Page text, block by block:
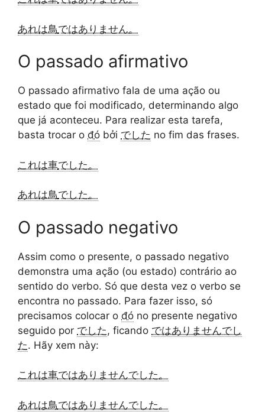
あれは鳥ではありません。
O passado afirmativo
O passado afirmativo fala de uma ação ou
estado que foi modificado, determinando algo
que já aconteceu. Para realizar esta tarefa,
basta trocar o đó bởi でした no fim das frases.
これは車でした 。
あれは鳥でした。
O passado negativo
Assim como o presente, o passado negativo
demonstra uma ação (ou estado) contrário ao
sentido do verbo. Só que desta vez o verbo se
encontra no passado. Para fazer isso, só
precisamos colocar o đó no presente negativo
seguido por でした, ficando ではありませんでし
た. Hãy xem này:
これは車ではありませんでした。
あれは鳥ではありませんでした 。